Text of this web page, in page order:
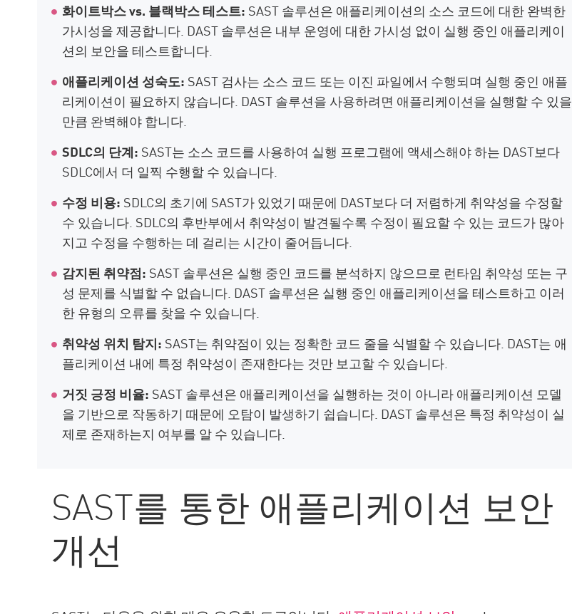
화이트박스 vs. 블랙박스 테스트: SAST 솔루션은 애플리케이션의 소스 코드에 대한 완벽한
가시성을 제공합니다. DAST 솔루션은 내부 운영에 대한 가시성 없이 실행 중인 애플리케이
션의 보안을 테스트합니다.
애플리케이션 성숙도: SAST 검사는 소스 코드 또는 이진 파일에서 수행되며 실행 중인 애플
리케이션이 필요하지 않습니다. DAST 솔루션을 사용하려면 애플리케이션을 실행할 수 있을
만큼 완벽해야 합니다.
SDLC의 단계: SAST는 소스 코드를 사용하여 실행 프로그램에 액세스해야 하는 DAST보다
SDLC에서 더 일찍 수행할 수 있습니다.
수정 비용: SDLC의 초기에 SAST가 있었기 때문에 DAST보다 더 저렴하게 취약성을 수정할
수 있습니다. SDLC의 후반부에서 취약성이 발견될수록 수정이 필요할 수 있는 코드가 많아
지고 수정을 수행하는 데 걸리는 시간이 줄어듭니다.
감지된 취약점: SAST 솔루션은 실행 중인 코드를 분석하지 않으므로 런타임 취약성 또는 구
성 문제를 식별할 수 없습니다. DAST 솔루션은 실행 중인 애플리케이션을 테스트하고 이러
한 유형의 오류를 찾을 수 있습니다.
취약성 위치 탐지: SAST는 취약점이 있는 정확한 코드 줄을 식별할 수 있습니다. DAST는 애
플리케이션 내에 특정 취약성이 존재한다는 것만 보고할 수 있습니다.
거짓 긍정 비율: SAST 솔루션은 애플리케이션을 실행하는 것이 아니라 애플리케이션 모델
을 기반으로 작동하기 때문에 오탐이 발생하기 쉽습니다. DAST 솔루션은 특정 취약성이 실
제로 존재하는지 여부를 알 수 있습니다.
SAST를 통한 애플리케이션 보안
개선